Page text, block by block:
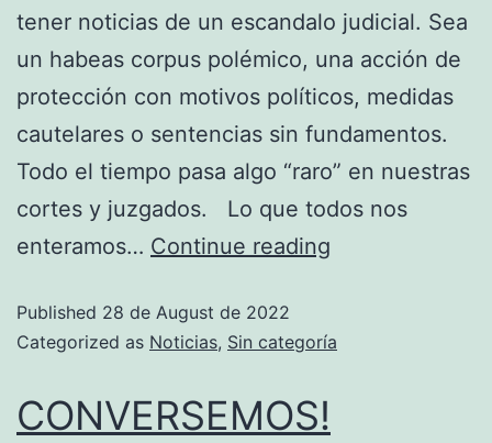
tener noticias de un escandalo judicial. Sea
un habeas corpus polémico, una acción de
protección con motivos políticos, medidas
cautelares o sentencias sin fundamentos.
Todo el tiempo pasa algo “raro” en nuestras
cortes y juzgados. Lo que todos nos
enteramos… Continue reading
Published 28 de August de 2022
Categorized as Noticias, Sin categoría
CONVERSEMOS!